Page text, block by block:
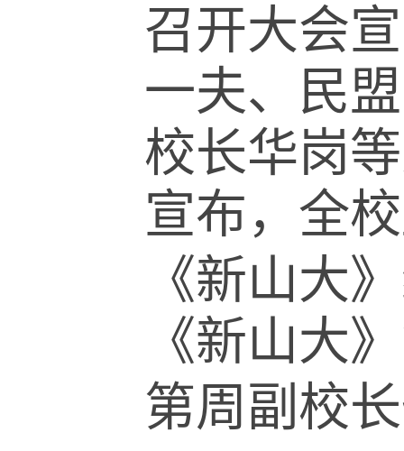
召开大会
一夫、民
校长华岗
宣布，全
《新山大
《新山大
第周副校